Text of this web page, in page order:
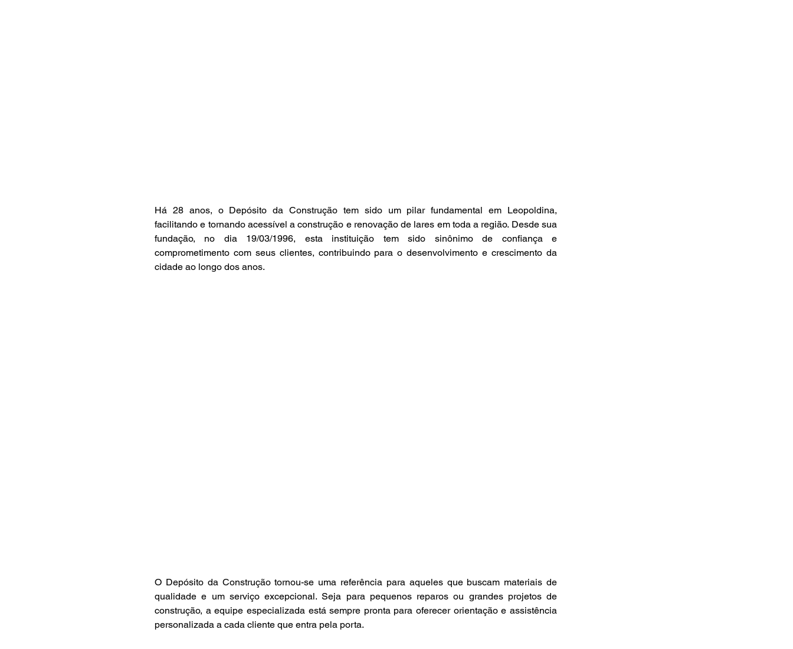
Há 28 anos, o Depósito da Construção tem sido um pilar fundamental em Leopoldina,
facilitando e tornando acessível a construção e renovação de lares em toda a região. Desde sua
fundação, no dia 19/03/1996, esta instituição tem sido sinônimo de confiança e
comprometimento com seus clientes, contribuindo para o desenvolvimento e crescimento da
cidade ao longo dos anos.
O Depósito da Construção tornou-se uma referência para aqueles que buscam materiais de
qualidade e um serviço excepcional. Seja para pequenos reparos ou grandes projetos de
construção, a equipe especializada está sempre pronta para oferecer orientação e assistência
personalizada a cada cliente que entra pela porta.